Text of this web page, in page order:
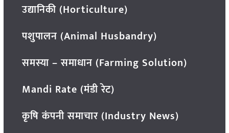
उद्यानिकी (Horticulture)
पशुपालन (Animal Husbandry)
समस्या – समाधान (Farming Solution)
Mandi Rate (मंडी रेट)
कृषि कंपनी समाचार (Industry News)